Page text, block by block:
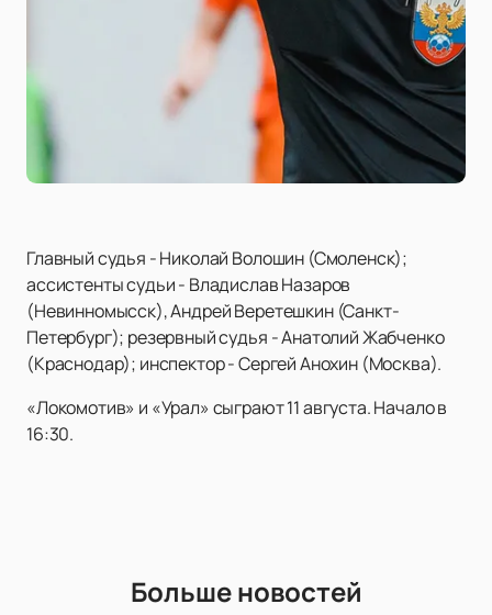
Главный судья - Николай Волошин (Смоленск);
ассистенты судьи - Владислав Назаров
(Невинномысск), Андрей Веретешкин (Санкт-
Петербург); резервный судья - Анатолий Жабченко
(Краснодар); инспектор - Сергей Анохин (Москва).
«Локомотив» и «Урал» сыграют 11 августа. Начало в
16:30.
Больше новостей